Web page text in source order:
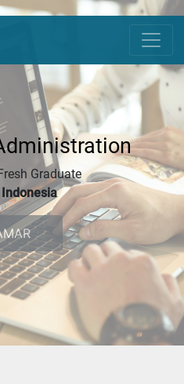
Graduate